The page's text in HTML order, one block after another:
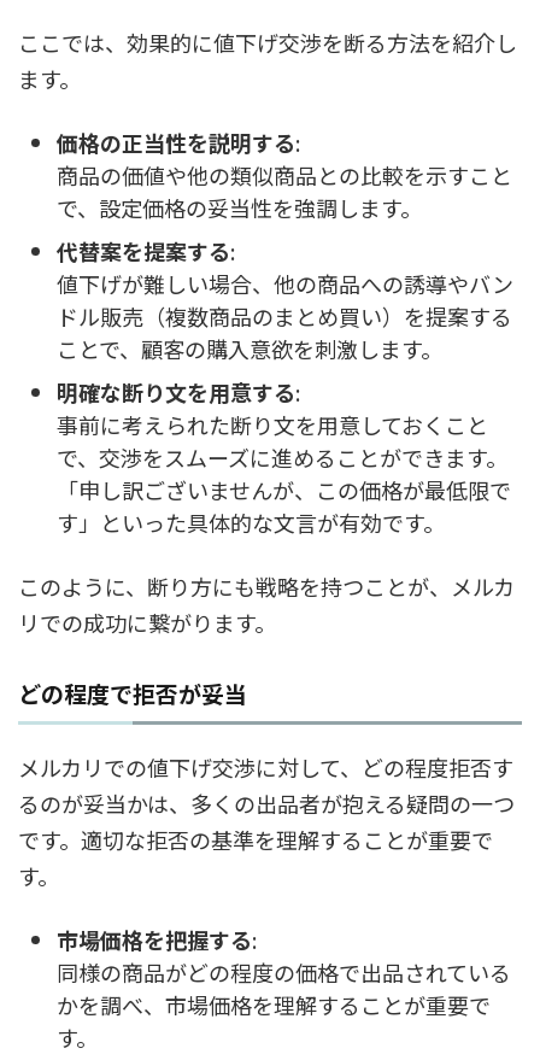
ここでは、効果的に値下げ交渉を断る方法を紹介し
ます。
価格の正当性を説明する:
商品の価値や他の類似商品との比較を示すこと
で、設定価格の妥当性を強調します。
代替案を提案する:
値下げが難しい場合、他の商品への誘導やバン
ドル販売（複数商品のまとめ買い）を提案する
ことで、顧客の購入意欲を刺激します。
明確な断り文を用意する:
事前に考えられた断り文を用意しておくこと
で、交渉をスムーズに進めることができます。
「申し訳ございませんが、この価格が最低限で
す」といった具体的な文言が有効です。
このように、断り方にも戦略を持つことが、メルカ
リでの成功に繋がります。
どの程度で拒否が妥当
メルカリでの値下げ交渉に対して、どの程度拒否す
るのが妥当かは、多くの出品者が抱える疑問の一つ
です。適切な拒否の基準を理解することが重要で
す。
市場価格を把握する:
同様の商品がどの程度の価格で出品されている
かを調べ、市場価格を理解することが重要で
す。